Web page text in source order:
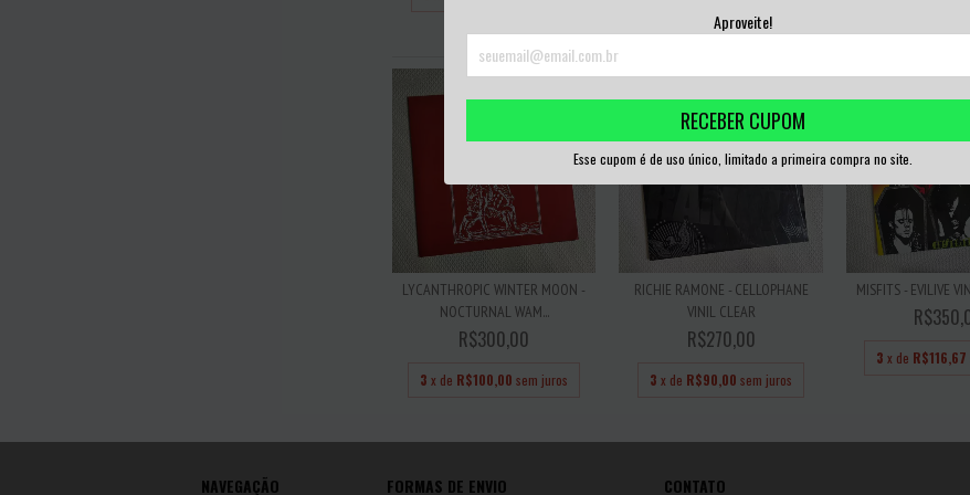
Aproveite!
RECEBER CUPOM
Esse cupom é de uso único, limitado a primeira compra no site.
LYCANTHROPIC WINTER MOON -
NOCTURNAL WAM...
R$300,00
3 x de R$100,00 sem juros
RICHIE RAMONE - CELLOPHANE
VINIL CLEAR
R$270,00
3 x de R$90,00 sem juros
MISFITS - EVILIVE
3 x de R$116,67
NAVEGAÇÃO FORMAS DE ENVIO CONTATO